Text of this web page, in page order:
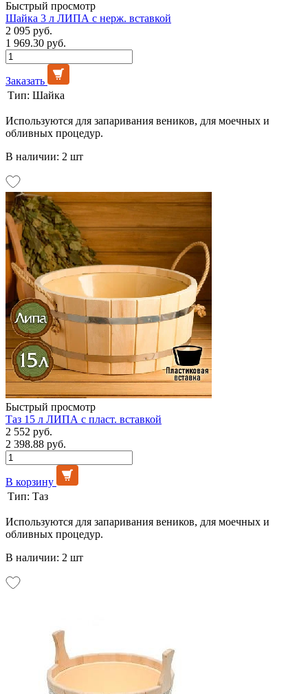
Быстрый просмотр
Шайка 3 л ЛИПА с нерж. вставкой
2 095 руб.
1 969.30 руб.
Заказать
Тип: Шайка
Используются для запаривания веников, для моечных и
обливных процедур.
В наличии: 2 шт
Быстрый просмотр
Таз 15 л ЛИПА с пласт. вставкой
2 552 руб.
2 398.88 руб.
В корзину
Тип: Таз
Используются для запаривания веников, для моечных и
обливных процедур.
В наличии: 2 шт